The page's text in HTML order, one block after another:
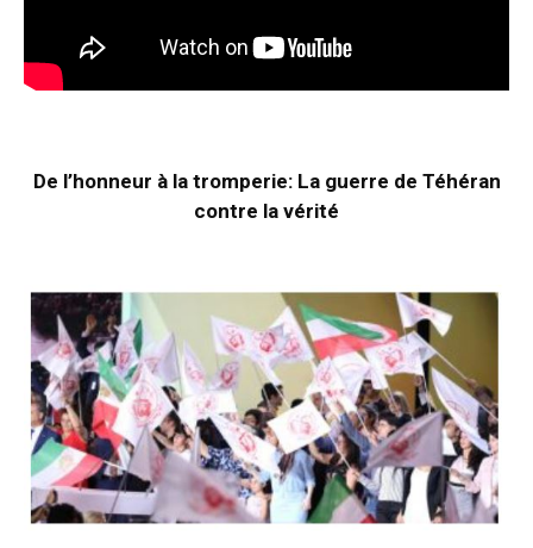
De l’honneur à la tromperie: La guerre de Téhéran
contre la vérité